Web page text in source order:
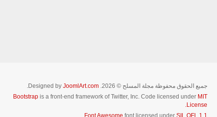
جميع الحقوق محفوظة مجلة المسلح © 2026. Designed by JoomlArt.com
.
Bootstrap is a front-end framework of Twitter, Inc. Code licensed under MIT
License.